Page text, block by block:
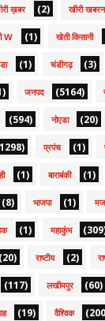
ख़बर (2) खीरी
W (1) खेती किसानी
(1) चंडीगढ़ (3)
जनपद (5164)
(594) नोएडा (20)
प्रपंच (1)
(1) बाराबंकी (1)
(8) भाजपा (1)
(1) महाकुंभ
(20) राष्टीय (2)
(117) लखीमपुर (60)
(19) वैश्विक